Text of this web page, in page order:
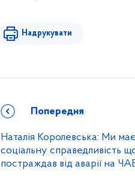
Надрукувати
Попередня
Наталія Королевська: Ми
соціальну справедливість
постраждав від аварії на